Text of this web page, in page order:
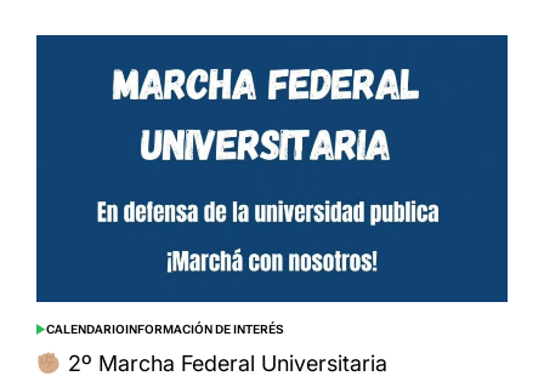
POSTED
IN
CALENDARIOINFORMACIÓN DE INTERÉS
2º Marcha Federal Universitaria